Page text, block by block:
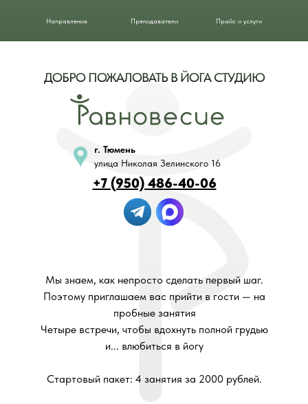
Преподаватели
Направления Прайс и услуги
г. Тюмень
улица Николая Зелинского 16
Мы знаем, как непросто сделать первый шаг.
Поэтому приглашаем вас прийти в гости — на
пробные занятия
Четыре встречи, чтобы вдохнуть полной грудью
и... влюбиться в йогу
Стартовый пакет: 4 занятия за 2000 рублей.
+7 (950) 486-40-06
ДОБРО ПОЖАЛОВАТЬ В ЙОГА СТУДИЮ